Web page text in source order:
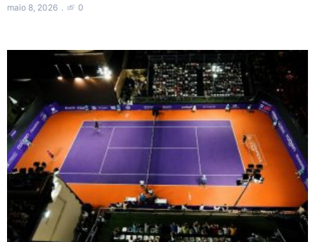
maio 8, 2026 0